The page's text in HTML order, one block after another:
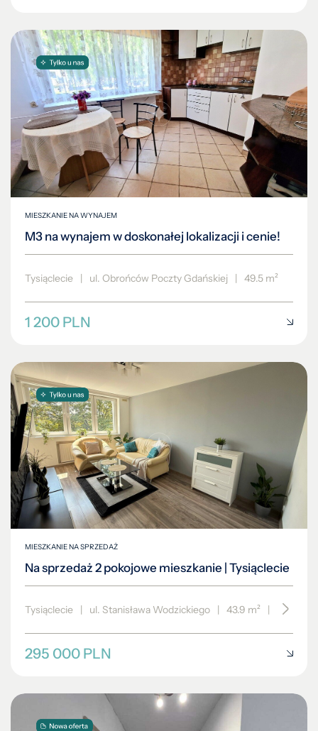
MIESZKANIE NA WYNAJEM
M3 na wynajem w doskonałej lokalizacji i cenie!
Tysiąclecie | ul. Obrońców Poczty Gdańskiej | 49.5 m²
1 200 PLN
MIESZKANIE NA SPRZEDAŻ
Na sprzedaż 2 pokojowe mieszkanie | Tysiąclecie
Tysiąclecie | ul. Stanisława Wodzickiego | 43.9 m² | piętro 3/
295 000 PLN